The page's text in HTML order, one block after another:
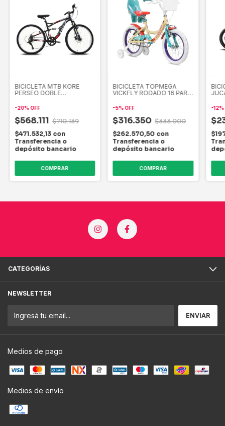
BICICLETA MTB KORE
PERSEO DOBLE
-20%OFF
$568.111 $710.139
$471.532,13 con
Transferencia o
depósito bancario
COMPRAR
BICICLETA TOPMEGA
VICKFLY RODADO 16 PARA
-5%OFF
$316.350 $333.000
$262.570,50 con
Transferencia o
depósito bancario
COMPRAR
-12%
CATEGORÍAS
NEWSLETTER
Medios de pago
Medios de envío